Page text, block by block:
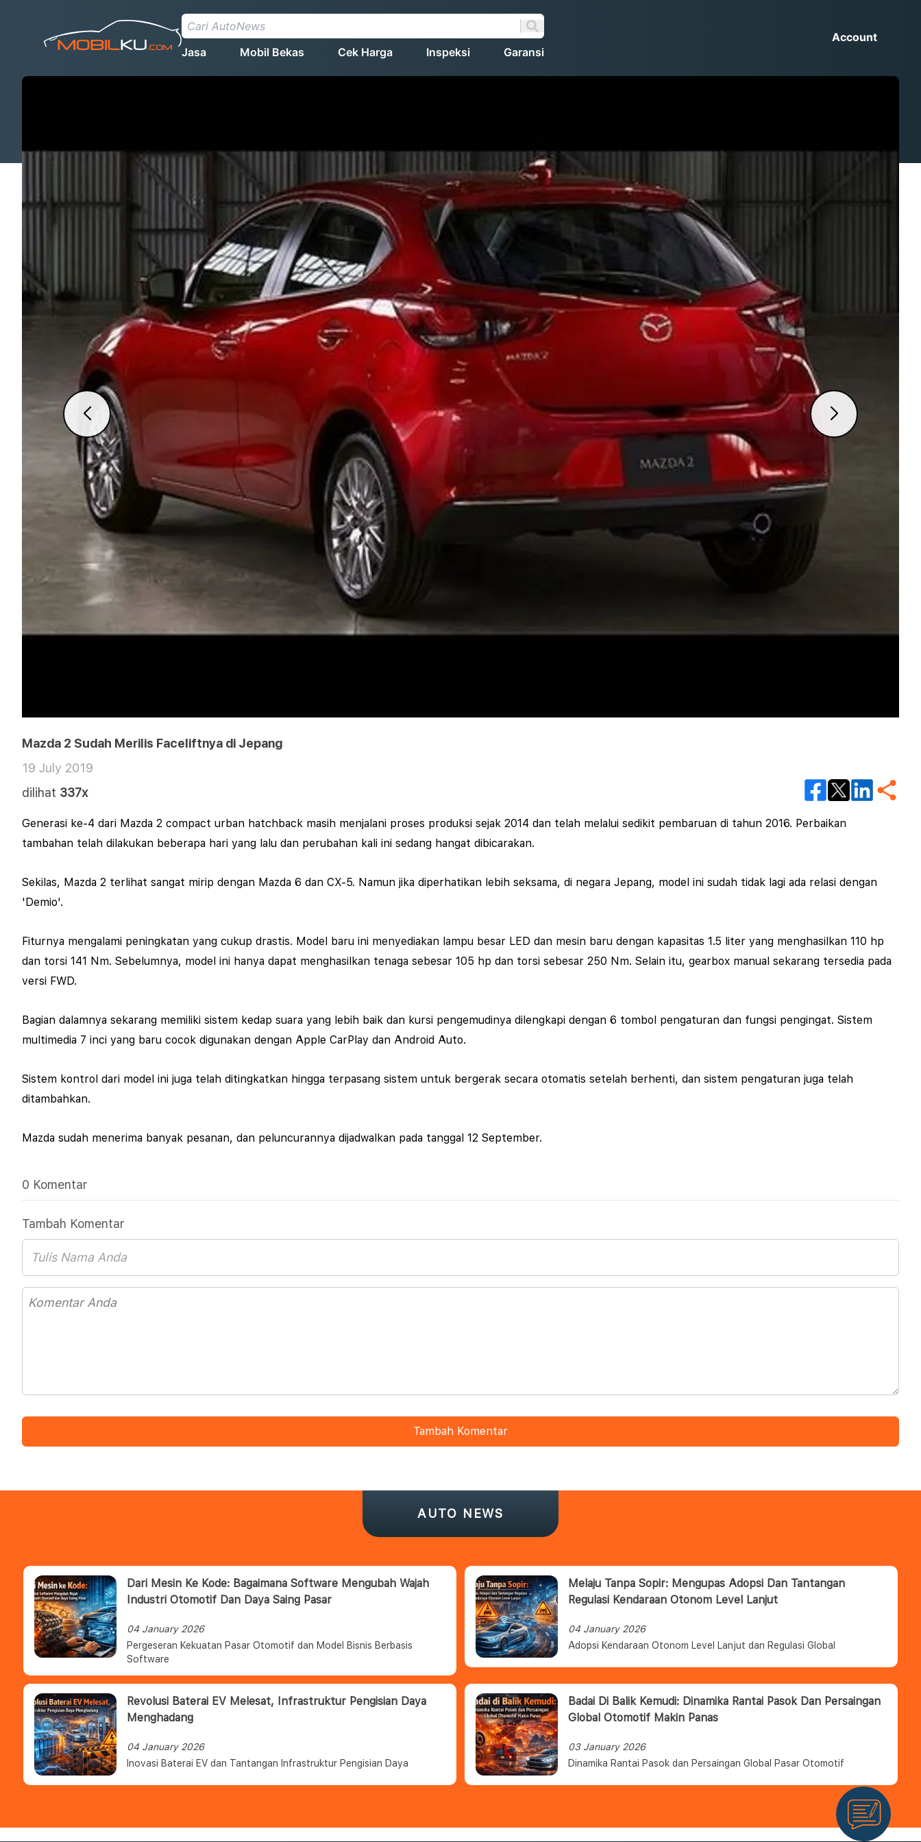
Jasa Mobil Bekas Cek Harga Inspeksi Garansi
Account
Mazda 2 Sudah Merilis Faceliftnya di Jepang
19 July 2019
dilihat 337x
Generasi ke-4 dari Mazda 2 compact urban hatchback masih menjalani proses produksi sejak 2014 dan telah melalui sedikit pembaruan di tahun 2016. Perbaikan
tambahan telah dilakukan beberapa hari yang lalu dan perubahan kali ini sedang hangat dibicarakan.
Sekilas, Mazda 2 terlihat sangat mirip dengan Mazda 6 dan CX-5. Namun jika diperhatikan lebih seksama, di negara Jepang, model ini sudah tidak lagi ada relasi dengan
'Demio'.
Fiturnya mengalami peningkatan yang cukup drastis. Model baru ini menyediakan lampu besar LED dan mesin baru dengan kapasitas 1.5 liter yang menghasilkan 110 hp
dan torsi 141 Nm. Sebelumnya, model ini hanya dapat menghasilkan tenaga sebesar 105 hp dan torsi sebesar 250 Nm. Selain itu, gearbox manual sekarang tersedia pada
versi FWD.
Bagian dalamnya sekarang memiliki sistem kedap suara yang lebih baik dan kursi pengemudinya dilengkapi dengan 6 tombol pengaturan dan fungsi pengingat. Sistem
multimedia 7 inci yang baru cocok digunakan dengan Apple CarPlay dan Android Auto.
Sistem kontrol dari model ini juga telah ditingkatkan hingga terpasang sistem untuk bergerak secara otomatis setelah berhenti, dan sistem pengaturan juga telah
ditambahkan.
Mazda sudah menerima banyak pesanan, dan peluncurannya dijadwalkan pada tanggal 12 September.
0 Komentar
Tambah Komentar
Tambah Komentar
AUTO NEWS
Dari Mesin Ke Kode: Bagaimana Software Mengubah Wajah
Industri Otomotif Dan Daya Saing Pasar
04 January 2026
Pergeseran Kekuatan Pasar Otomotif dan Model Bisnis Berbasis
Software
Melaju Tanpa Sopir: Mengupas Adopsi Dan Tantangan
Regulasi Kendaraan Otonom Level Lanjut
04 January 2026
Adopsi Kendaraan Otonom Level Lanjut dan Regulasi Global
Revolusi Baterai EV Melesat, Infrastruktur Pengisian Daya
Menghadang
04 January 2026
Inovasi Baterai EV dan Tantangan Infrastruktur Pengisian Daya
Badai Di Balik Kemudi: Dinamika Rantai Pasok Dan Persaingan
Global Otomotif Makin Panas
03 January 2026
Dinamika Rantai Pasok dan Persaingan Global Pasar Otomotif